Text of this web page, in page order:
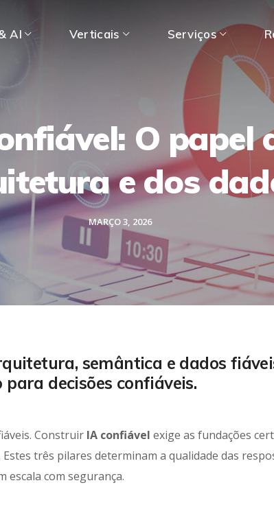
AI Verticais Serviços
O papel
e dos
MARÇO 3, 2026
semântica e dados
decisões confiáveis.
Construir IA confiável exige as fundações
Estes três pilares determinam a qualidade das
escala com segurança.